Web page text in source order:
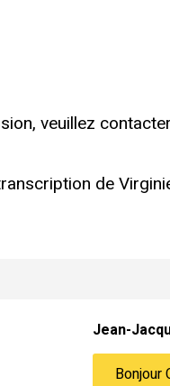
veuillez
de
Jean-
Bonjour